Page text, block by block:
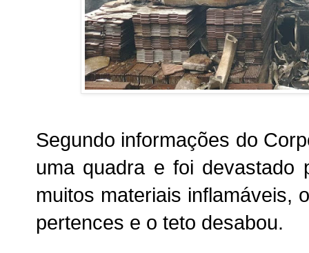
Segundo informações do
uma quadra e foi devastado
muitos materiais inflamáveis,
pertences e o teto desabou.